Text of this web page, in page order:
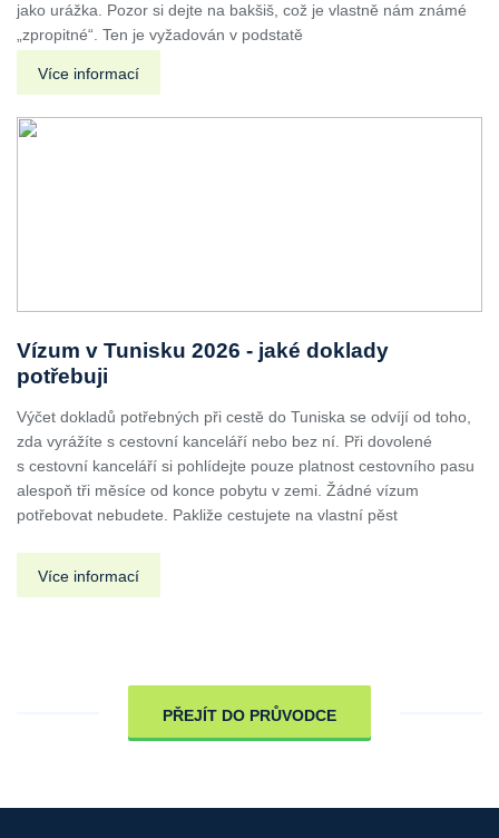
jako urážka. Pozor si dejte na bakšiš, což je vlastně nám známé
„zpropitné“. Ten je vyžadován v podstatě
Více informací
Vízum v Tunisku 2026 - jaké doklady
potřebuji
Výčet dokladů potřebných při cestě do Tuniska se odvíjí od toho,
zda vyrážíte s cestovní kanceláří nebo bez ní. Při dovolené
s cestovní kanceláří si pohlídejte pouze platnost cestovního pasu
alespoň tři měsíce od konce pobytu v zemi. Žádné vízum
potřebovat nebudete. Pakliže cestujete na vlastní pěst
Více informací
PŘEJÍT DO PRŮVODCE